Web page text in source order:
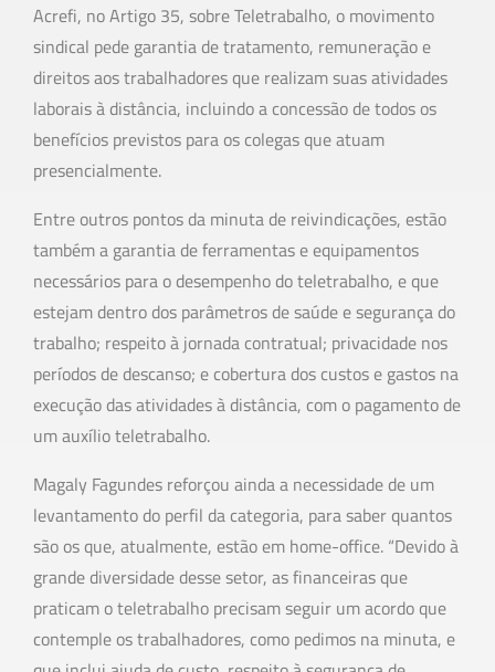
Acrefi, no Artigo 35, sobre Teletrabalho, o movimento
sindical pede garantia de tratamento, remuneração e
direitos aos trabalhadores que realizam suas atividades
laborais à distância, incluindo a concessão de todos os
benefícios previstos para os colegas que atuam
presencialmente.
Entre outros pontos da minuta de reivindicações, estão
também a garantia de ferramentas e equipamentos
necessários para o desempenho do teletrabalho, e que
estejam dentro dos parâmetros de saúde e segurança do
trabalho; respeito à jornada contratual; privacidade nos
períodos de descanso; e cobertura dos custos e gastos na
execução das atividades à distância, com o pagamento de
um auxílio teletrabalho.
Magaly Fagundes reforçou ainda a necessidade de um
levantamento do perfil da categoria, para saber quantos
são os que, atualmente, estão em home-office. “Devido à
grande diversidade desse setor, as financeiras que
praticam o teletrabalho precisam seguir um acordo que
contemple os trabalhadores, como pedimos na minuta, e